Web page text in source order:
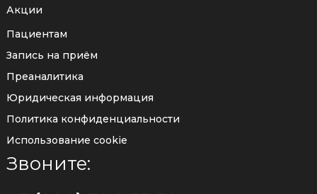
Акции
Пациентам
Запись на приём
Преаналитика
Юридическая информация
Политика конфиденциальности
Использование cookie
Звоните: